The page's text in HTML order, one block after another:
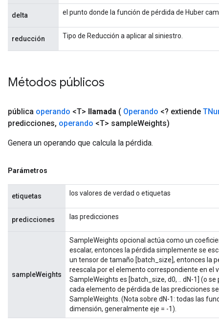
delta el punto donde la función de pérdida de Huber
reducción Tipo de Reducción a aplicar al siniestro.
Métodos públicos
pública operando <T> llamada ( Operando <? extiende
predicciones, operando <T> sampleWeights)
Genera un operando que calcula la pérdida.
Parámetros
etiquetas los valores de verdad o etiquetas
predicciones las predicciones
sampleWeights
SampleWeights opcional actúa como un
escalar, entonces la pérdida simplemente se
un tensor de tamaño [batch_size], entonces la
reescala por el elemento correspondiente en el
SampleWeights es [batch_size, d0, .. dN-1] (o
cada elemento de pérdida de las predicciones
SampleWeights. (Nota sobre dN-1: todas las
dimensión, generalmente eje = -1).